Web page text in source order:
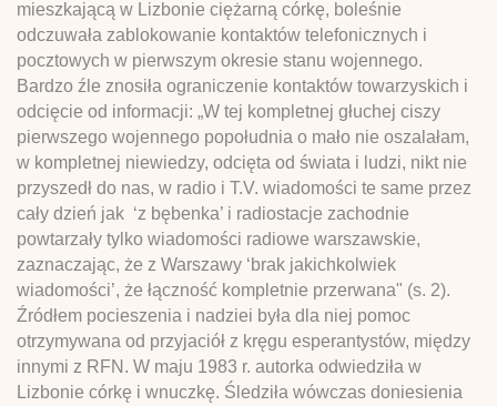
mieszkającą w Lizbonie ciężarną córkę, boleśnie
odczuwała zablokowanie kontaktów telefonicznych i
pocztowych w pierwszym okresie stanu wojennego.
Bardzo źle znosiła ograniczenie kontaktów towarzyskich i
odcięcie od informacji: „W tej kompletnej głuchej ciszy
pierwszego wojennego popołudnia o mało nie oszalałam,
w kompletnej niewiedzy, odcięta od świata i ludzi, nikt nie
przyszedł do nas, w radio i T.V. wiadomości te same przez
cały dzień jak ‘z bębenka’ i radiostacje zachodnie
powtarzały tylko wiadomości radiowe warszawskie,
zaznaczając, że z Warszawy ‘brak jakichkolwiek
wiadomości’, że łączność kompletnie przerwana" (s. 2).
Źródłem pocieszenia i nadziei była dla niej pomoc
otrzymywana od przyjaciół z kręgu esperantystów, między
innymi z RFN. W maju 1983 r. autorka odwiedziła w
Lizbonie córkę i wnuczkę. Śledziła wówczas doniesienia